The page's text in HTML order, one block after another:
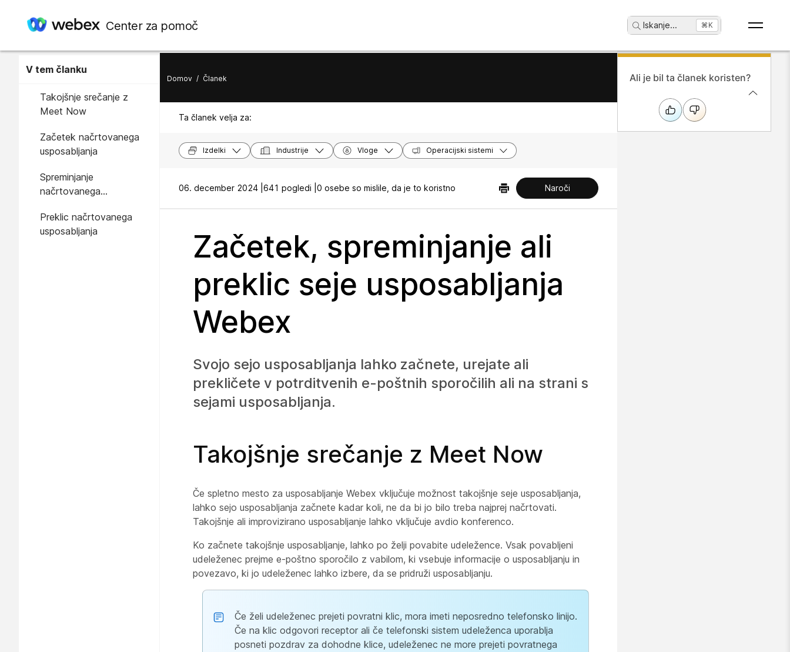
Center za pomoč Iskanje... ⌘K
V tem članku
Takojšnje srečanje z
Meet Now
Začetek načrtovanega
usposabljanja
Spreminjanje
načrtovanega
Preklic načrtovanega
usposabljanja
Domov / Članek
Ta članek velja za:
Izdelki Industrije Vloge Operacijski sistemi
06. december 2024 | 641 pogledi | 0 osebe so mislile, da je to koristno Naroči
Začetek, spreminjanje ali
preklic seje usposabljanja
Webex
Svojo sejo usposabljanja lahko začnete, urejate ali
prekličete v potrditvenih e-poštnih sporočilih ali na strani s
sejami usposabljanja.
Takojšnje srečanje z Meet Now
Če spletno mesto za usposabljanje Webex vključuje možnost takojšnje seje usposabljanja,
lahko sejo usposabljanja začnete kadar koli, ne da bi jo bilo treba najprej načrtovati.
Takojšnje ali improvizirano usposabljanje lahko vključuje avdio konferenco.
Ko začnete takojšnje usposabljanje, lahko po želji povabite udeležence. Vsak povabljeni
udeleženec prejme e-poštno sporočilo z vabilom, ki vsebuje informacije o usposabljanju in
povezavo, ki jo udeleženec lahko izbere, da se pridruži usposabljanju.
Če želi udeleženec prejeti povratni klic, mora imeti neposredno telefonsko linijo.
Če na klic odgovori receptor ali če telefonski sistem udeleženca uporablja
posneti pozdrav za dohodne klice, udeleženec ne more prejeti povratnega
Ali je bil ta članek koristen?